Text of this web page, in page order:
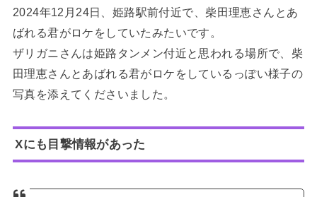
2024年12月24日、姫路駅前付近で、柴田理恵さんとあ
ばれる君がロケをしていたみたいです。
ザリガニさんは姫路タンメン付近と思われる場所で、柴
田理恵さんとあばれる君がロケをしているっぽい様子の
写真を添えてくださいました。
Xにも目撃情報があった